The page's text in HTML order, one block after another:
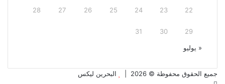
22
23
24
25
26
27
28
29
30
31
« يوليو
جميع الحقوق محفوظة © 2026 |
البحرين ليكس